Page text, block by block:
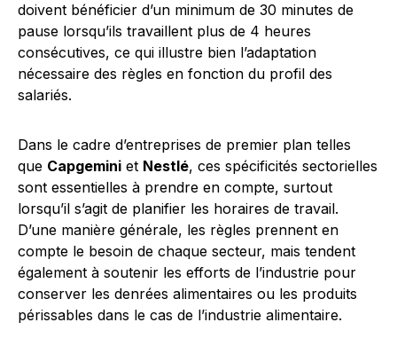
doivent bénéficier d’un minimum de 30 minutes de
pause lorsqu’ils travaillent plus de 4 heures
consécutives, ce qui illustre bien l’adaptation
nécessaire des règles en fonction du profil des
salariés.
Dans le cadre d’entreprises de premier plan telles
que Capgemini et Nestlé, ces spécificités sectorielles
sont essentielles à prendre en compte, surtout
lorsqu’il s’agit de planifier les horaires de travail.
D’une manière générale, les règles prennent en
compte le besoin de chaque secteur, mais tendent
également à soutenir les efforts de l’industrie pour
conserver les denrées alimentaires ou les produits
périssables dans le cas de l’industrie alimentaire.